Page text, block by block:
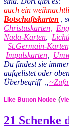
auch ein
Botschaftskarten ,
Christuskarten,
Nada-Karten
St.Germain-Karten,
Impulskarten
Du findest sie
aufgelistet oder
Überbegriff „
Like Button Notice (
21 Schenke